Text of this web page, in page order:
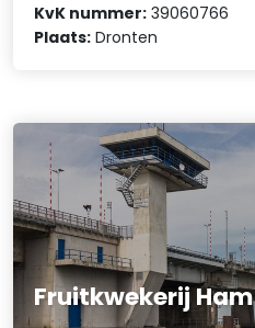
KvK nummer: 39060766
Plaats: Dronten
Fruitkwekerij Ham